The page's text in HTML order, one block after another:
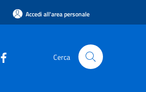
Accedi all'area personale
Cerca